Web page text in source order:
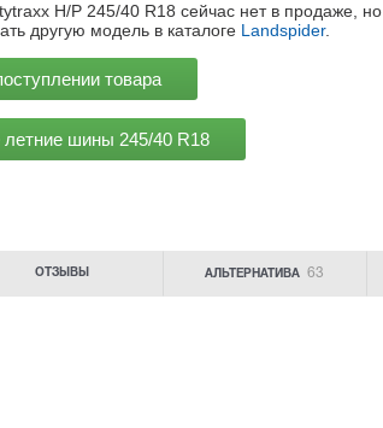
H/P 245/40 R18 сейчас нет в продаже, но
другую модель в каталоге Landspider.
товара
летние шины 245/40 R18
ОТЗЫВЫ АЛЬТЕРНАТИВА 63